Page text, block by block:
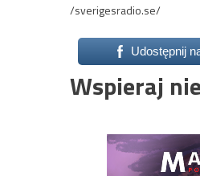
/sverigesradio.se/
Udostępnij
Wspieraj